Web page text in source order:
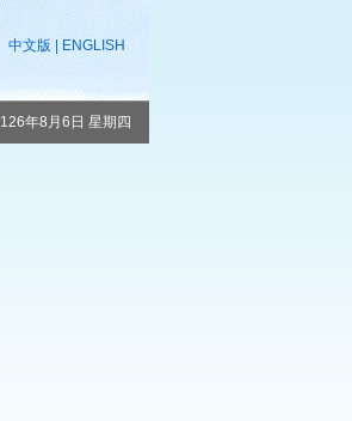
中文版|ENGLISH
126年8月6日 星期四